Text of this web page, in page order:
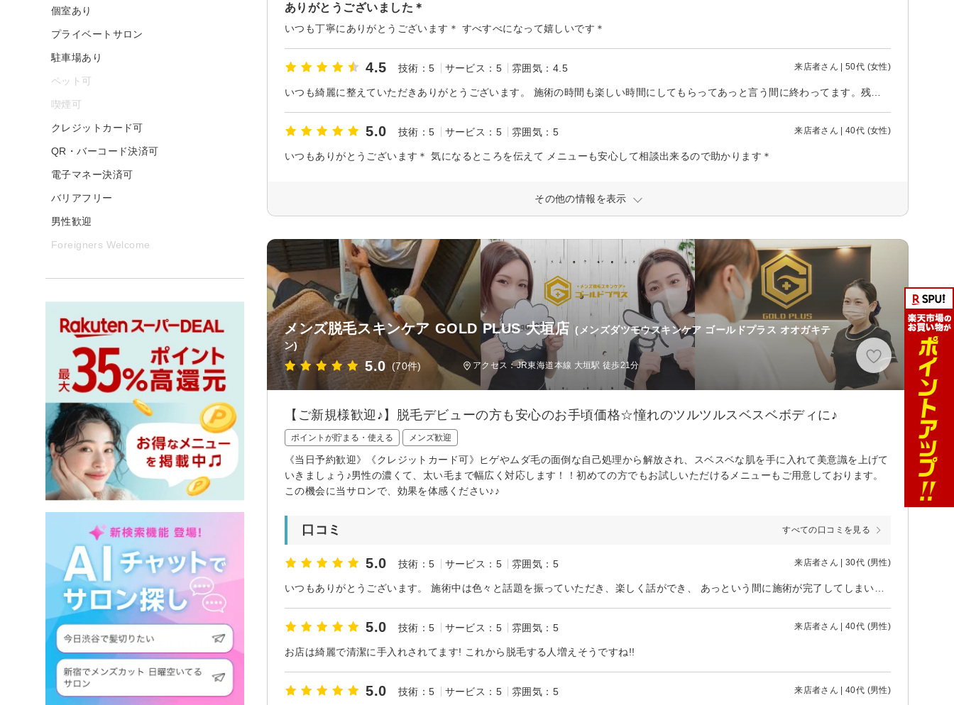
ありがとうございました＊
いつも丁寧にありがとうございます＊ すべすべになって嬉しいです＊
4.5 技術：5 サービス：5 雰囲気：4.5 来店者さん | 50代 (女性)
5.0 技術：5 サービス：5 雰囲気：5 来店者さん | 40代 (女性)
いつもありがとうございます＊ 気になるところを伝えて メニューも安心して相談出来るので助かります＊
その他の情報を表示
メンズ脱毛スキンケア GOLD PLUS 大垣店 (メンズダツモウスキンケア ゴールドプラス オオガキテ
ン)
5.0 (70件) アクセス：JR東海道本線 大垣駅 徒歩21分
【ご新規様歓迎♪】脱毛デビューの方も安心のお手頃価格☆憧れのツルツルスベスベボディに♪
ポイントが貯まる・使える メンズ歓迎
《当日予約歓迎》《クレジットカード可》ヒゲやムダ毛の面倒な自己処理から解放され、スベスベな肌を手に入れて美意識を上げて
いきましょう♪男性の濃くて、太い毛まで幅広く対応します！！初めての方でもお試しいただけるメニューもご用意しております。
この機会に当サロンで、効果を体感ください♪♪
口コミ すべての口コミを見る
5.0 技術：5 サービス：5 雰囲気：5 来店者さん | 30代 (男性)
5.0 技術：5 サービス：5 雰囲気：5 来店者さん | 40代 (男性)
お店は綺麗で清潔に手入れされてます! これから脱毛する人増えそうですね!!
5.0 技術：5 サービス：5 雰囲気：5 来店者さん | 40代 (男性)
個室あり
プライベートサロン
駐車場あり
ペット可
喫煙可
クレジットカード可
QR・バーコード決済可
電子マネー決済可
バリアフリー
男性歓迎
Foreigners Welcome